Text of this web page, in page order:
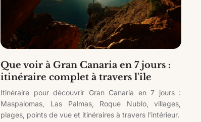
Que voir à Gran Canaria en 7 jours :
itinéraire complet à travers l'île
Itinéraire pour découvrir Gran Canaria en 7 jours :
Maspalomas, Las Palmas, Roque Nublo, villages,
plages, points de vue et itinéraires à travers l'intérieur.